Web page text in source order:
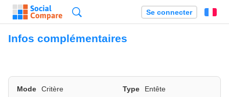
Se connecter
Infos complémentaires
Mode Critère Type
Entête